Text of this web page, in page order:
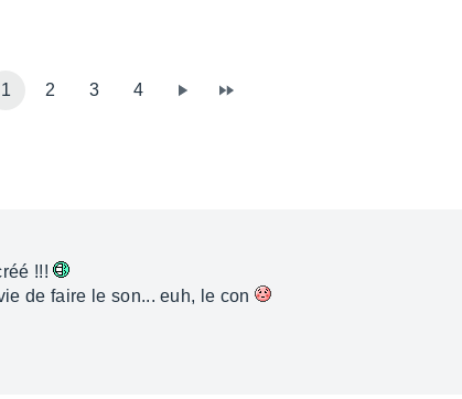
1 2 3 4
!!!
de faire le son... euh, le con